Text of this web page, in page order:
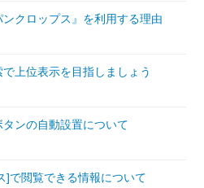
クロップス』を利用する理由
上位表示を目指しましょう
タンの自動設置について
]で閲覧できる情報について